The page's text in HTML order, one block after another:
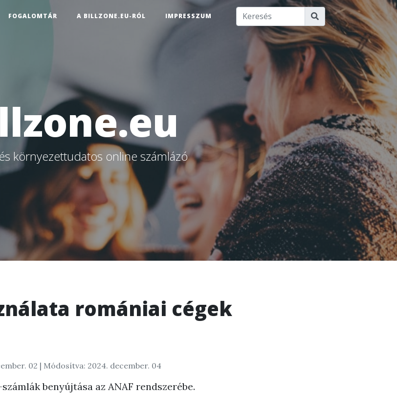
FOGALOMTÁR A BILLZONE.EU-RÓL IMPRESSZUM
környezettudatos online számlázó
romániai cégek
02 | Módosítva: 2024. december. 04
benyújtása az ANAF rendszerébe.